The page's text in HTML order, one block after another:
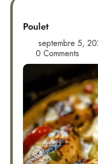
Poulet
septembre 5,
0 Comments